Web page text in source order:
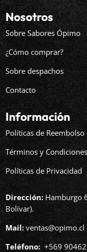
Nosotros
Sobre Sabores Ópimo
¿Cómo comprar?
Sobre despachos
Contacto
Información
Políticas de Reembolso
Términos y Condiciones
Políticas de Privacidad
Dirección: Hamburgo
Bolívar).
Mail: ventas@opimo.cl
Teléfono: ‪+569